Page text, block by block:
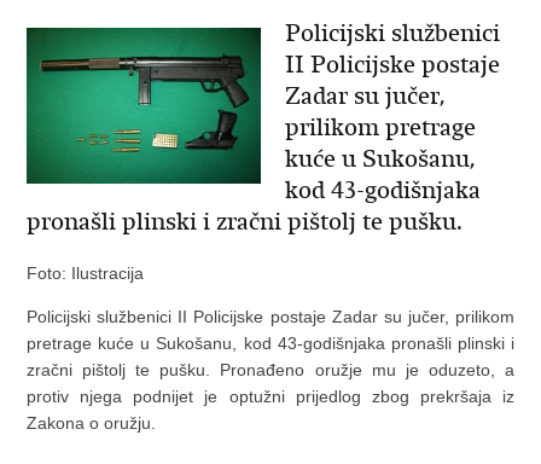
Policijski službenici
II Policijske postaje
Zadar su jučer,
prilikom pretrage
kuće u Sukošanu,
kod 43-godišnjaka
pronašli plinski i zračni pištolj te pušku.
Foto: Ilustracija
Policijski službenici II Policijske postaje Zadar su jučer, prilikom
pretrage kuće u Sukošanu, kod 43-godišnjaka pronašli plinski i
zračni pištolj te pušku. Pronađeno oružje mu je oduzeto, a
protiv njega podnijet je optužni prijedlog zbog prekršaja iz
Zakona o oružju.